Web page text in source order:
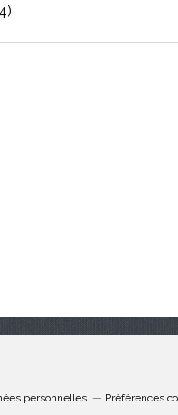
personnelles Préférences